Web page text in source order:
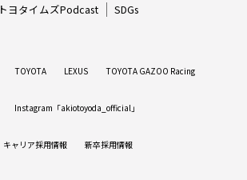
トヨタイムズPodcast
SDGs
TOYOTA LEXUS TOYOTA GAZOO Racing
Instagram「akiotoyoda_official」
キャリア採用情報 新卒採用情報